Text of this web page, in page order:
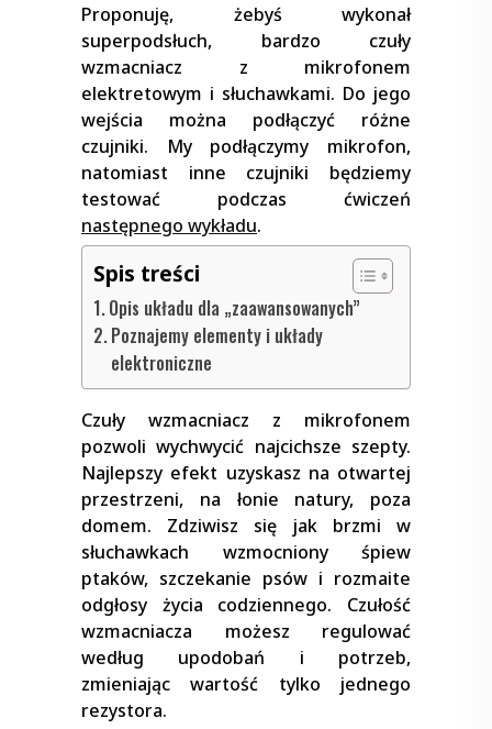
Proponuję, żebyś wykonał
superpodsłuch, bardzo czuły
wzmacniacz z mikrofonem
elektretowym i słuchawkami. Do jego
wejścia można podłączyć różne
czujniki. My podłączymy mikrofon,
natomiast inne czujniki będziemy
testować podczas ćwiczeń
następnego wykładu.
Spis treści
Opis układu dla „zaawansowanych”
Poznajemy elementy i układy
elektroniczne
Czuły wzmacniacz z mikrofonem
pozwoli wychwycić najcichsze szepty.
Najlepszy efekt uzyskasz na otwartej
przestrzeni, na łonie natury, poza
domem. Zdziwisz się jak brzmi w
słuchawkach wzmocniony śpiew
ptaków, szczekanie psów i rozmaite
odgłosy życia codziennego. Czułość
wzmacniacza możesz regulować
według upodobań i potrzeb,
zmieniając wartość tylko jednego
rezystora.